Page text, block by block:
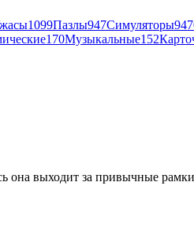
1099Пазлы947Симуляторы947
170Музыкальные152
она выходит за привычные